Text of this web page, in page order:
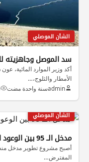
الشأن الموصلي
سد الموصل وجاهزيته
أكد وزير الموارد المائية،
الأمطار والثلوج،…
adminسنة واحدة مضت
الشأن الموصلي
مدخل الــ 95 بين الوعود الضائعة والإهمال المستمر
المفترض…